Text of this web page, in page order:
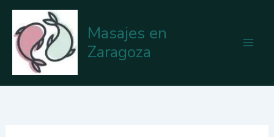
contenido
Masajes en
Zaragoza